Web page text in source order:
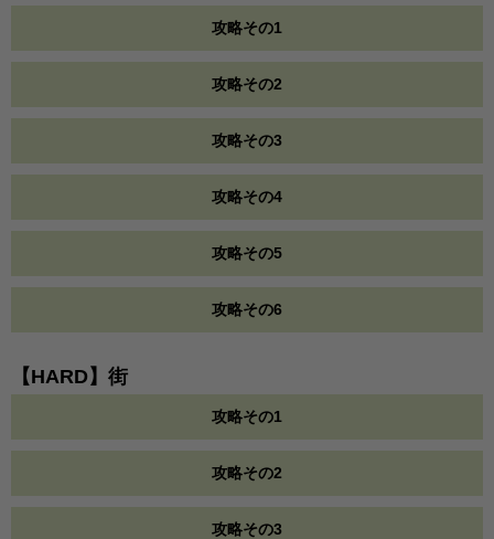
攻略その1
攻略その2
攻略その3
攻略その4
攻略その5
攻略その6
【HARD】街
攻略その1
攻略その2
攻略その3